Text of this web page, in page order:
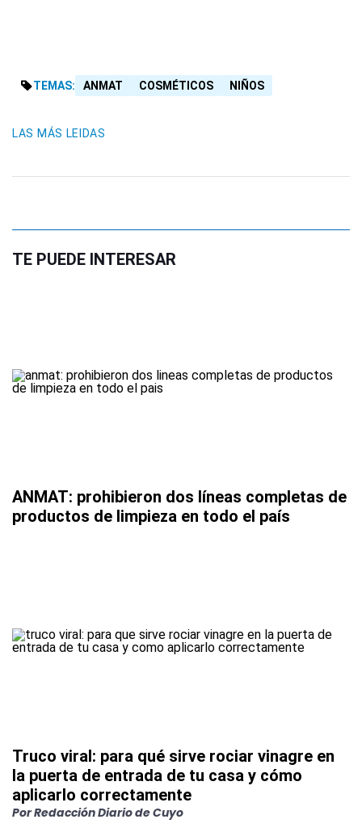
TEMAS: ANMAT COSMÉTICOS NIÑOS
LAS MÁS LEIDAS
TE PUEDE INTERESAR
ANMAT: prohibieron dos líneas completas de
productos de limpieza en todo el país
Truco viral: para qué sirve rociar vinagre en
la puerta de entrada de tu casa y cómo
aplicarlo correctamente
PorRedacción Diario de Cuyo